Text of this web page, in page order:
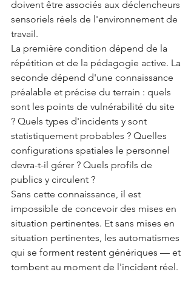
doivent être associés aux déclencheurs
sensoriels réels de l'environnement de
travail.
La première condition dépend de la
répétition et de la pédagogie active. La
seconde dépend d'une connaissance
préalable et précise du terrain : quels
sont les points de vulnérabilité du site
? Quels types d'incidents y sont
statistiquement probables ? Quelles
configurations spatiales le personnel
devra-t-il gérer ? Quels profils de
publics y circulent ?
Sans cette connaissance, il est
impossible de concevoir des mises en
situation pertinentes. Et sans mises en
situation pertinentes, les automatismes
qui se forment restent génériques — et
tombent au moment de l'incident réel.